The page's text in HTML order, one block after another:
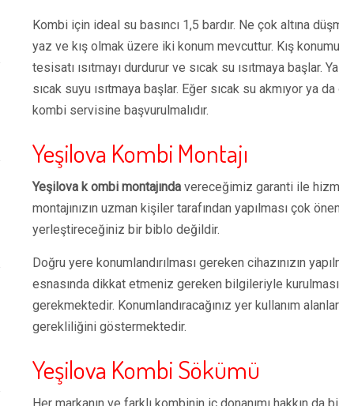
Kombi için ideal su basıncı 1,5 bardır. Ne çok altına
yaz ve kış olmak üzere iki konum mevcuttur. Kış
tesisatı ısıtmayı durdurur ve sıcak su ısıtmaya
sıcak suyu ısıtmaya başlar. Eğer sıcak su akmıyor ya
kombi servisine başvurulmalıdır.
Yeşilova Kombi Montajı
Yeşilova k ombi montajında vereceğimiz garanti ile
montajınızın uzman kişiler tarafından yapılması çok
yerleştireceğiniz bir biblo değildir.
Doğru yere konumlandırılması gereken cihazınızın
esnasında dikkat etmeniz gereken bilgileriyle
gerekmektedir. Konumlandıracağınız yer kullanım
gerekliliğini göstermektedir.
Yeşilova Kombi Sökümü